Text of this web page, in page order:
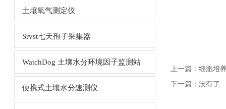
土壤氧气测定仪
Srvst七天孢子采集器
WatchDog 土壤水分环境因子监测站
便携式土壤水分速测仪
上一篇： 细胞培
下一篇：没有了